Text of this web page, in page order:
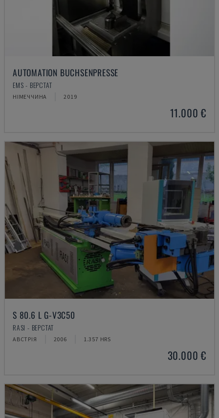
AUTOMATION BUCHSENPRESSE
EMS - ВЕРСТАТ
НІМЕЧЧИНА 2019
11.000 €
S 80.6 L G-V3C50
RASI - ВЕРСТАТ
АВСТРІЯ 2006 1.357 HRS
30.000 €